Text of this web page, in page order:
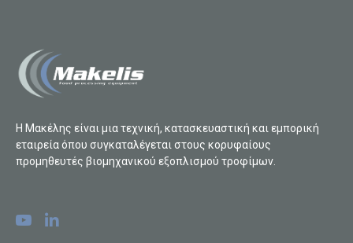
Η Μακέλης είναι μια τεχνική, κατασκευαστική και εμπορική
εταιρεία όπου συγκαταλέγεται στους κορυφαίους
προμηθευτές βιομηχανικού εξοπλισμού τροφίμων.